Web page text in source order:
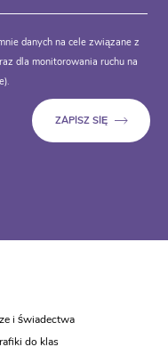
danych na cele związane z
dla monitorowania ruchu na
i świadectwa
do klas